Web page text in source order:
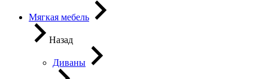
Мягкая мебель
Назад
Диваны